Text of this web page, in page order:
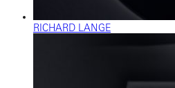
RICHARD LANGE